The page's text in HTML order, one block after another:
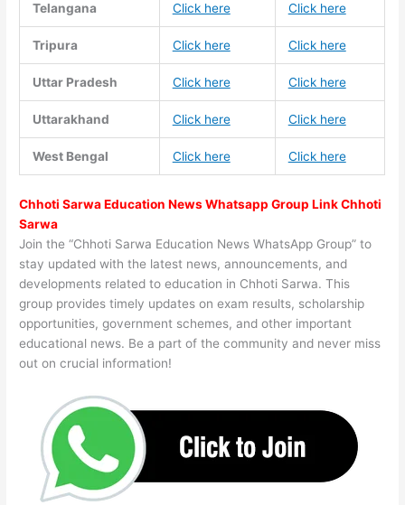
Telangana Click here Click here
Tripura Click here Click here
Uttar Pradesh Click here Click here
Uttarakhand Click here Click here
West Bengal Click here Click here
Chhoti Sarwa Education News Whatsapp Group Link Chhoti
Sarwa
Join the “Chhoti Sarwa Education News WhatsApp Group” to
stay updated with the latest news, announcements, and
developments related to education in Chhoti Sarwa. This
group provides timely updates on exam results, scholarship
opportunities, government schemes, and other important
educational news. Be a part of the community and never miss
out on crucial information!